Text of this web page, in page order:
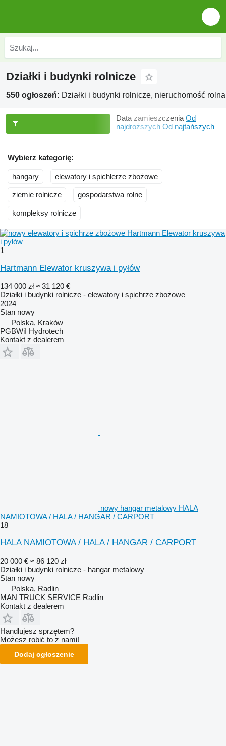
Działki i budynki rolnicze
550 ogłoszeń: Działki i budynki rolnicze, nieruchomość
Data zamieszczenia Od
najdroższych Od najtańszych
Wybierz kategorię:
hangary elewatory i spichlerze zbożowe
ziemie rolnicze gospodarstwa rolne
kompleksy rolnicze
1
Hartmann Elewator kruszywa i pyłów
134 000 zł ≈ 31 120 €
Działki i budynki rolnicze - elewatory i spichrze zbożowe
2024
Stan nowy
Polska, Kraków
PGBWiI Hydrotech
Kontakt z dealerem
nowy hangar metalowy HALA
NAMIOTOWA / HALA / HANGAR / CARPORT
18
HALA NAMIOTOWA / HALA / HANGAR / CARPORT
20 000 € ≈ 86 120 zł
Działki i budynki rolnicze - hangar metalowy
Stan nowy
Polska, Radlin
MAN TRUCK SERVICE Radlin
Kontakt z dealerem
Handlujesz sprzętem?
Możesz robić to z nami!
Dodaj ogłoszenie